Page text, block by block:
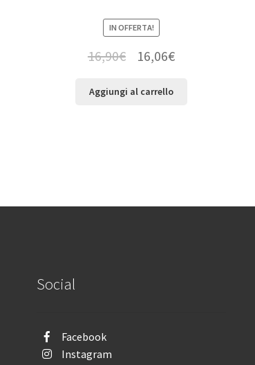
IN OFFERTA!
16,90€ 16,06€
Aggiungi al carrello
Social
Facebook
Instagram